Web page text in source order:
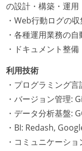
の設計・構築・運用
・Web行動ログの
・各種運用業務の自
・ドキュメント整備
利用技術
・プログラミング
・バージョン管理:
・データ分析基盤:
・BI: Redash,
・コミュニケーシ